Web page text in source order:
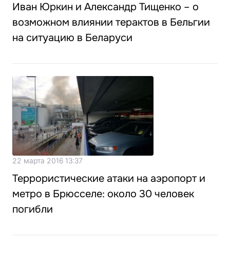
Иван Юркин и Александр Тищенко – о
возможном влиянии терактов в Бельгии
на ситуацию в Беларуси
22 марта 2016 13:37
Террористические атаки на аэропорт и
метро в Брюсселе: около 30 человек
погибли